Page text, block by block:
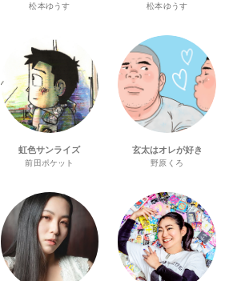
松本ゆうす 松本ゆうす
虹色サンライズ
前田ポケット
玄太はオレが好き
野原くろ